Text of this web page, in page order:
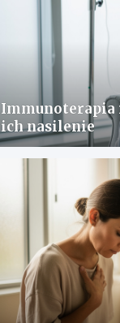
Immunoterapia
ich nasilenie